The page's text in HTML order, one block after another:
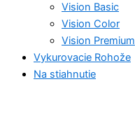
Vision Basic
Vision Color
Vision Premium
Vykurovacie Rohože
Na stiahnutie